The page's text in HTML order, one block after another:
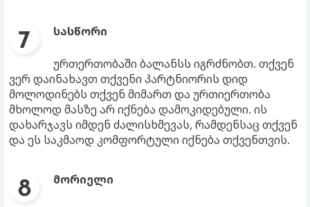
სასწორი
ურთერთობაში ბალანსს იგრძნობთ. თქვენ
ვერ დაინახავთ თქვენი პარტნიორის დიდ
მოლოდინებს თქვენ მიმართ და ურთიერთობა
მხოლოდ მასზე არ იქნება დამოკიდებული. ის
დახარჯავს იმდენ ძალისხმევას, რამდენსაც თქვენ
და ეს საკმაოდ კომფორტული იქნება თქვენთვის.
მორიელი